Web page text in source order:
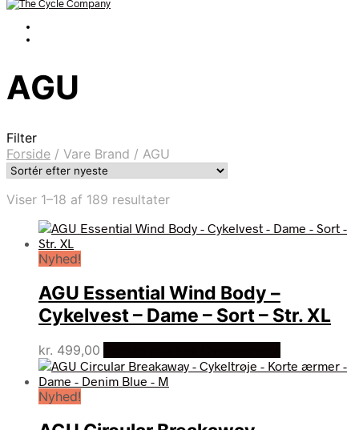
AGU
Filter
Forside / Vare Brand / AGU
Viser 1–18 af 189 resultaterSorteret
seneste
Nyhed!
AGU Essential Wind Body –
Cykelvest – Dame – Sort – Str. XL
kr. 499,00
Nyhed!